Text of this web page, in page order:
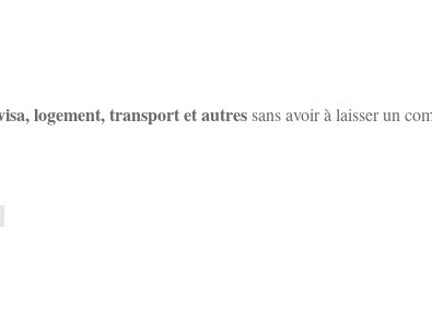
logement, transport et autressans avoir à laisser un